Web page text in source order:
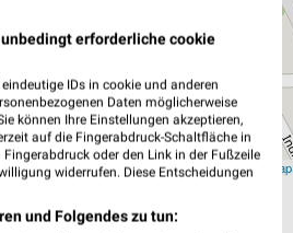
Leaflet|©OpenStreetMap
MIT GOOGLE/IOS MAPS
erforderliche cookie
IDs in cookie und anderen
Daten möglicherweise
können Ihre Einstellungen akzeptieren,
auf die Fingerabdruck-Schaltfläche in
oder den Link in der Fußzeile
widerrufen. Diese Entscheidungen
und Folgendes zu tun: